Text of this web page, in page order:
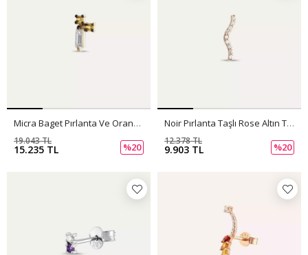
Micra Baget Pırlanta Ve Orange Safir Taşlı Mini Tek Küpe
15.235 TL
19.043 TL
%20
Noir Pırlanta Taşlı Rose Altın Tek Küpe
9.903 TL
12.378 TL
%20